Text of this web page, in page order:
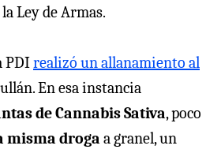
Ley de Armas.
PDIrealizó un allanamiento al
En esa instancia
de Cannabis Sativa, poco
misma droga a granel, un